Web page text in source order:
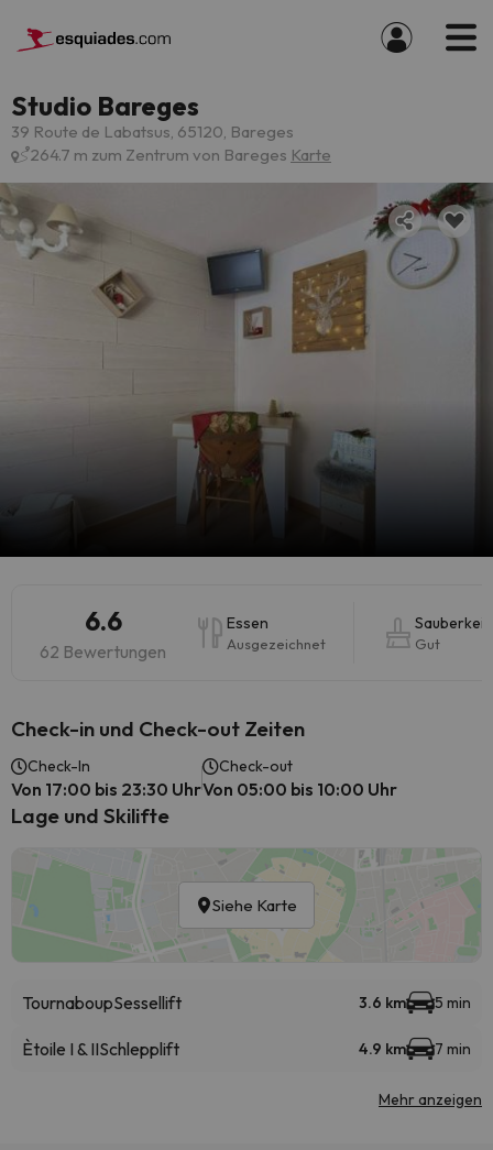
Studio Bareges
39 Route de Labatsus, 65120, Bareges
264.7 m zum Zentrum von Bareges Karte
6.6
62 Bewertungen
Essen
Ausgezeichnet
Sauberkeit
Gut
Check-in und Check-out Zeiten
Check-In
Von 17:00 bis 23:30 Uhr
Check-out
Von 05:00 bis 10:00 Uhr
Lage und Skilifte
Siehe Karte
TournaboupSessellift 3.6 km 5 min
Ètoile I & IISchlepplift 4.9 km 7 min
Mehr anzeigen